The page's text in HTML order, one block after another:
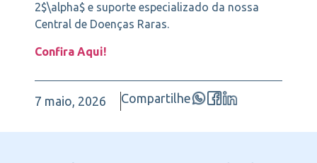
2$\alpha$ e suporte especializado da nossa
Central de Doenças Raras.
Confira Aqui!
7 maio, 2026 Compartilhe